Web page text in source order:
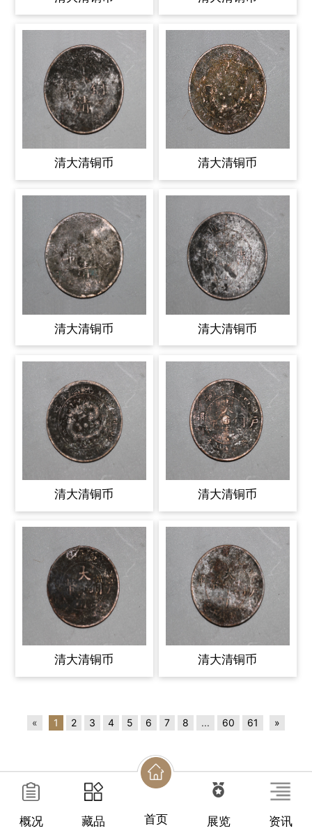
清大清铜币 清大清铜币
清大清铜币 清大清铜币
清大清铜币 清大清铜币
清大清铜币 清大清铜币
« 1 2 3 4 5 6 7 8 ... 60 61 »
概况 藏品 首页 展览 资讯